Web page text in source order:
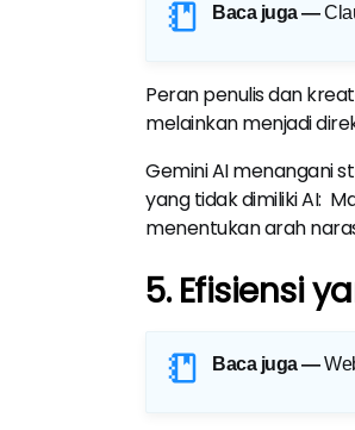
Baca juga —
Peran penulis dan
melainkan menjadi
Gemini AI menangani
yang tidak dimiliki AI:
menentukan arah
5. Efisiensi
Baca juga —